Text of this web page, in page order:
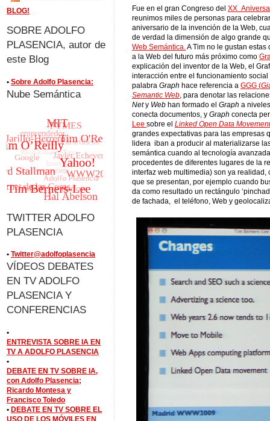
Fue en el gran Congreso del XX
reunimos miles de personas para
aniversario de la invención de la Web,
de verdad la dimensión de algo grande
Web Semántica.A Tim no le gustan
a la Web del futuro más próximo como
explicación del inventor de la Web, el
interacción entre el funcionamiento
palabra Graph hace referencia a GGG (
Semantic Web, para denotar las
Nety Web han formado el Graph a
conecta documentos, y Graph conecta
Lee sobre el Linked Open Data Movement
grandes expectativas para las empresas
lidera iban a producir al materializarse
semántica cuando al tecnología
procedentes de diferentes lugares de la
interfaz web multimedia) son ya
que se presentan, por ejemplo cuando
da como resultado un rectángulo
de fachada, el teléfono, Web y
BLOG!
SOBRE ADOLFO
PLASENCIA, autor de
este Blog
• Sobre Adolfo Plasencia:
Nube Semántica
TWITTER ADOLFO
PLASENCIA
• Twitter@adolfoplasencia
VÍDEOS DEBATES
EN TV ADOLFO
PLASENCIA Y
CONFERENCIAS
•
ENTREVISTA SOBRE IA EN
TV A ADOLFO PLASENCIA
•
DEBATE EN TV SOBRE IA,
con Adolfo Plasencia;
Ricardo Montesa y
Francisco Toledo
• DEBATE EN TV SOBRE EL
USO DE LOS MÓVILES EN